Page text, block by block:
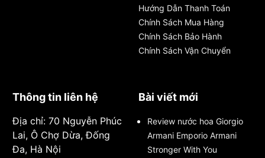
Hướng Dẫn Thanh Toán
Chính Sách Mua Hàng
Chính Sách Bảo Hành
Chính Sách Vận Chuyển
Thông tin liên hệ
Địa chỉ: 70 Nguyễn Phúc
Lai, Ô Chợ Dừa, Đống
Đa, Hà Nội
Bài viết mới
Review nước hoa Giorgio
Armani Emporio Armani
Stronger With You